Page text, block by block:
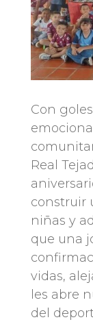
Con
Real
construir
niñas y
que una
vidas,
les abre
del